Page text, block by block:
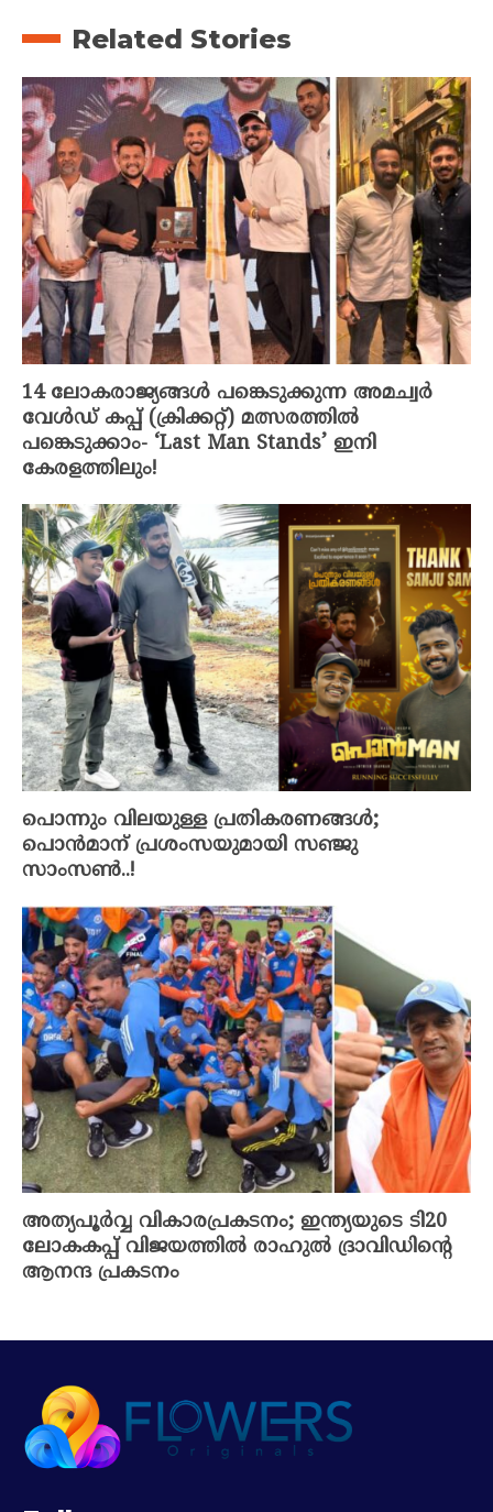
Related Stories
14 ലോകരാജ്യങ്ങൾ പങ്കെടുക്കുന്ന അമച്വർ
വേൾഡ് കപ്പ്‌ (ക്രിക്കറ്റ്‌) മത്സരത്തിൽ
പങ്കെടുക്കാം- ‘Last Man Stands’ ഇനി
കേരളത്തിലും!
പൊന്നും വിലയുള്ള പ്രതികരണങ്ങൾ;
പൊൻമാന് പ്രശംസയുമായി സഞ്ജു
സാംസൺ..!
അത്യപൂർവ്വ വികാരപ്രകടനം; ഇന്ത്യയുടെ ടി20
ലോകകപ്പ് വിജയത്തിൽ രാഹുൽ ദ്രാവിഡിന്റെ
ആനന്ദ പ്രകടനം